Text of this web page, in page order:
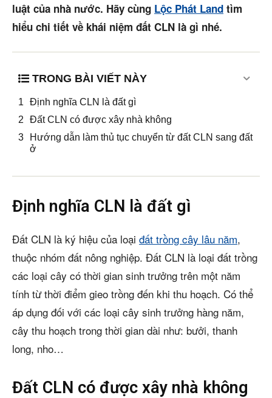
Liên hệ
luật của nhà nước. Hãy cùng Lộc Phát Land tìm
hiểu chi tiết về khái niệm đất CLN là gì nhé.
TRONG BÀI VIẾT NÀY
Định nghĩa CLN là đất gì
Đất CLN có được xây nhà không
Hướng dẫn làm thủ tục chuyển từ đất CLN sang đất
ở
Định nghĩa CLN là đất gì
Đất CLN là ký hiệu của loại đất trồng cây lâu năm,
thuộc nhóm đất nông nghiệp. Đất CLN là loại đất trồng
các loại cây có thời gian sinh trưởng trên một năm
tính từ thời điểm gieo trồng đến khi thu hoạch. Có thể
áp dụng đối với các loại cây sinh trưởng hàng năm,
cây thu hoạch trong thời gian dài như: bưởi, thanh
long, nho…
Đất CLN có được xây nhà không